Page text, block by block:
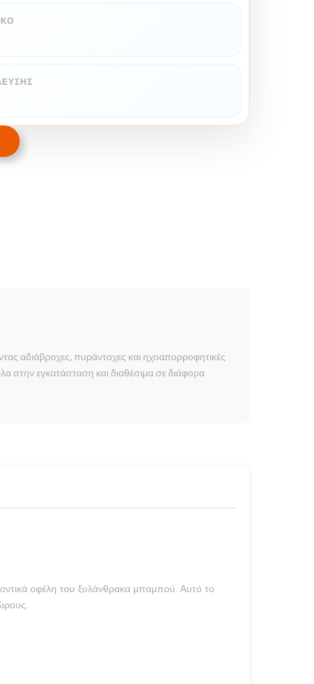
αδιάβροχες, πυράντοχες και ηχοαπορροφητικές
στην εγκατάσταση και διαθέσιμα σε διάφορα
οφέλη του ξυλάνθρακα μπαμπού. Αυτό το